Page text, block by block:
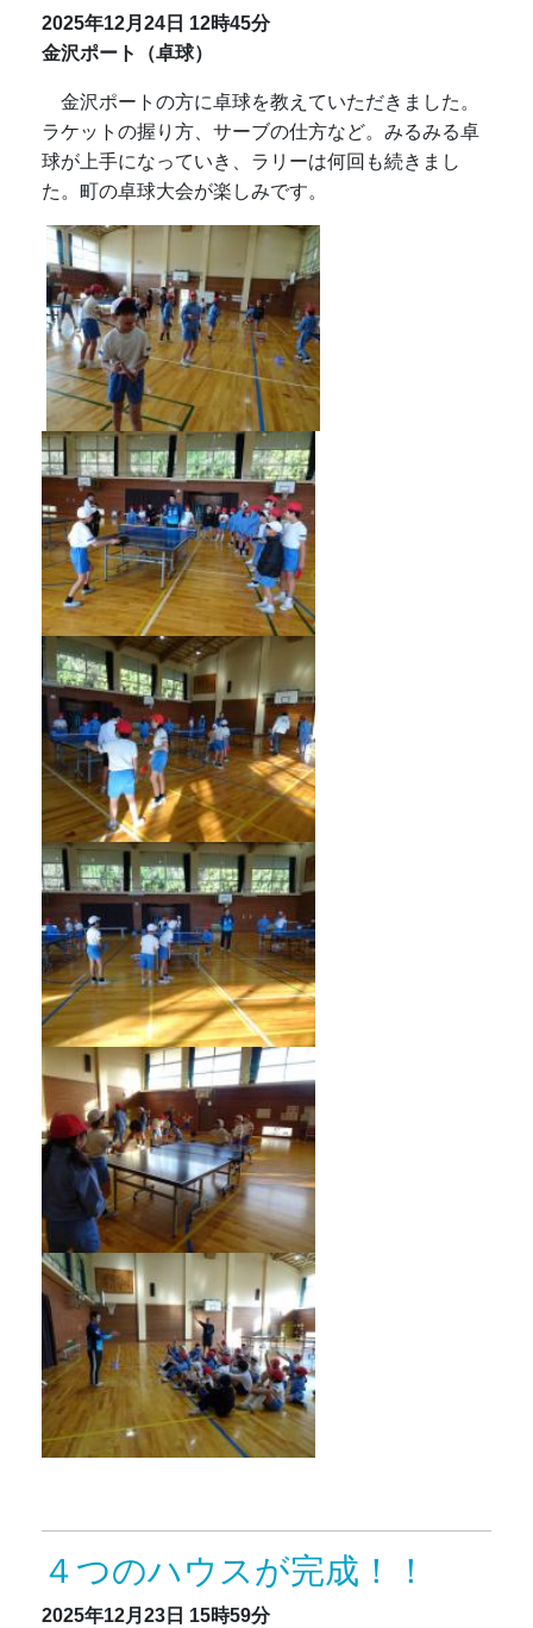
2025年12月24日 12時45分
金沢ポート（卓球）
金沢ポートの方に卓球を教えていただきました。
ラケットの握り方、サーブの仕方など。みるみる卓
球が上手になっていき、ラリーは何回も続きまし
た。町の卓球大会が楽しみです。
４つのハウスが完成！！
2025年12月23日 15時59分